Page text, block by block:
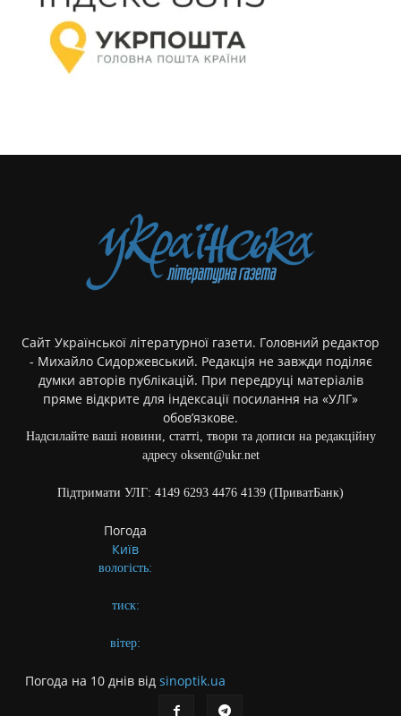
Сайт Української літературної газети. Головний редактор
- Михайло Сидоржевський. Редакція не завжди поділяє
думки авторів публікацій. При передруці матеріалів
пряме відкрите для індексації посилання на «УЛГ»
обов’язкове.
Надсилайте ваші новини, статті, твори та дописи на редакційну
адресу oksent@ukr.net
Підтримати УЛГ: 4149 6293 4476 4139 (ПриватБанк)
Погода
Київ
вологість:
тиск:
вітер:
Погода на 10 днів від sinoptik.ua